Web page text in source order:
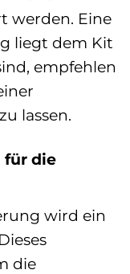
werden. Eine
liegt dem Kit
empfehlen
lassen.
für die
wird ein
die